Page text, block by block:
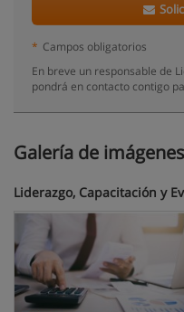
* Campos obligatorios
En breve un responsable de
pondrá en contacto contigo
Galería de imágenes
Liderazgo, Capacitación y